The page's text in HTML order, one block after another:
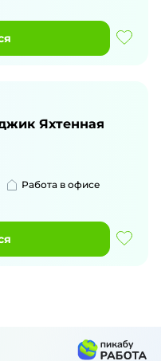
Яхтенная
Работа в офисе